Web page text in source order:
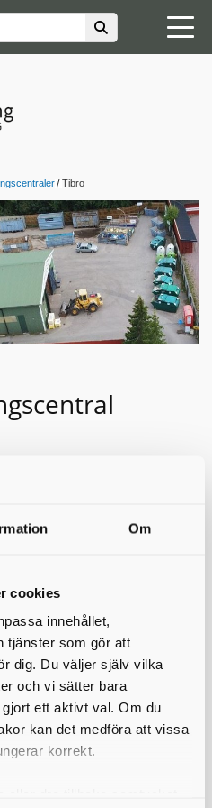
Om
cookies
innehållet,
tjänster som gör att
dig. Du väljer själv vilka
och vi sätter bara
ett aktivt val. Om du
kan det medföra att vissa
korrekt.
Tibro
av XR miljöhantering och
alla aftnar och helgdagar,
avfall
och lämnas löst i